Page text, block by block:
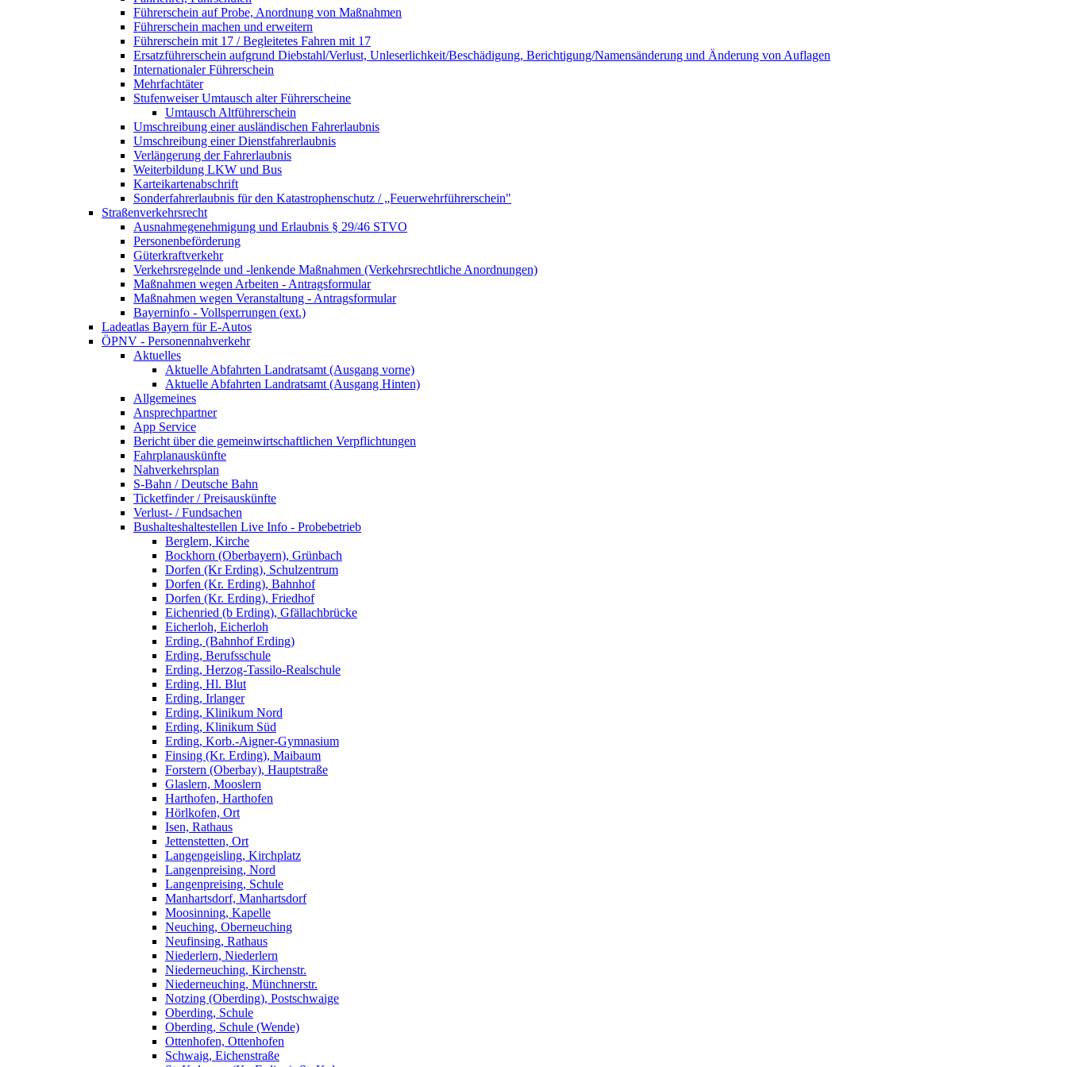
Führerschein auf Probe, Anordnung von Maßnahmen
Führerschein machen und erweitern
Führerschein mit 17 / Begleitetes Fahren mit 17
Ersatzführerschein aufgrund Diebstahl/Verlust, Unleserlichkeit/Beschädigung, Berichtigung/Namensänderung und Änderung von Auflagen
Internationaler Führerschein
Mehrfachtäter
Stufenweiser Umtausch alter Führerscheine
Umtausch Altführerschein
Umschreibung einer ausländischen Fahrerlaubnis
Umschreibung einer Dienstfahrerlaubnis
Verlängerung der Fahrerlaubnis
Weiterbildung LKW und Bus
Karteikartenabschrift
Sonderfahrerlaubnis für den Katastrophenschutz / „Feuerwehrführerschein"
Straßenverkehrsrecht
Ausnahmegenehmigung und Erlaubnis § 29/46 STVO
Personenbeförderung
Güterkraftverkehr
Verkehrsregelnde und -lenkende Maßnahmen (Verkehrsrechtliche Anordnungen)
Maßnahmen wegen Arbeiten - Antragsformular
Maßnahmen wegen Veranstaltung - Antragsformular
Bayerninfo - Vollsperrungen (ext.)
Ladeatlas Bayern für E-Autos
ÖPNV - Personennahverkehr
Aktuelles
Aktuelle Abfahrten Landratsamt (Ausgang vorne)
Aktuelle Abfahrten Landratsamt (Ausgang Hinten)
Allgemeines
Ansprechpartner
App Service
Bericht über die gemeinwirtschaftlichen Verpflichtungen
Fahrplanauskünfte
Nahverkehrsplan
S-Bahn / Deutsche Bahn
Ticketfinder / Preisauskünfte
Verlust- / Fundsachen
Bushalteshaltestellen Live Info - Probebetrieb
Berglern, Kirche
Bockhorn (Oberbayern), Grünbach
Dorfen (Kr Erding), Schulzentrum
Dorfen (Kr. Erding), Bahnhof
Dorfen (Kr. Erding), Friedhof
Eichenried (b Erding), Gfällachbrücke
Eicherloh, Eicherloh
Erding, (Bahnhof Erding)
Erding, Berufsschule
Erding, Herzog-Tassilo-Realschule
Erding, Hl. Blut
Erding, Irlanger
Erding, Klinikum Nord
Erding, Klinikum Süd
Erding, Korb.-Aigner-Gymnasium
Finsing (Kr. Erding), Maibaum
Forstern (Oberbay), Hauptstraße
Glaslern, Mooslern
Harthofen, Harthofen
Hörlkofen, Ort
Isen, Rathaus
Jettenstetten, Ort
Langengeisling, Kirchplatz
Langenpreising, Nord
Langenpreising, Schule
Manhartsdorf, Manhartsdorf
Moosinning, Kapelle
Neuching, Oberneuching
Neufinsing, Rathaus
Niederlern, Niederlern
Niederneuching, Kirchenstr.
Niederneuching, Münchnerstr.
Notzing (Oberding), Postschwaige
Oberding, Schule
Oberding, Schule (Wende)
Ottenhofen, Ottenhofen
Schwaig, Eichenstraße